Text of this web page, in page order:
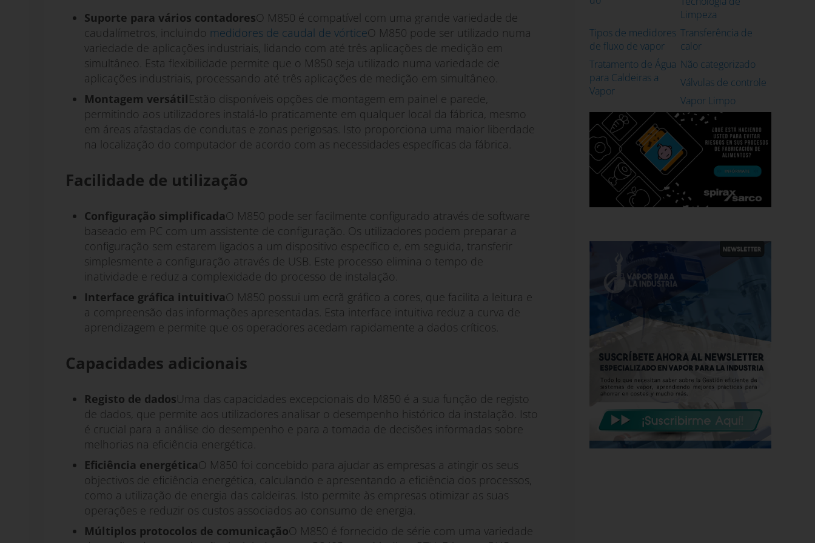
Suporte para vários contadoresO M850 é compatível com uma grande variedade de
caudalímetros, incluindo medidores de caudal de vórticeO M850 pode ser utilizado numa
variedade de aplicações industriais, lidando com até três aplicações de medição em
simultâneo. Esta flexibilidade permite que o M850 seja utilizado numa variedade de
aplicações industriais, processando até três aplicações de medição em simultâneo.
Montagem versátilEstão disponíveis opções de montagem em painel e parede,
permitindo aos utilizadores instalá-lo praticamente em qualquer local da fábrica, mesmo
em áreas afastadas de condutas e zonas perigosas. Isto proporciona uma maior liberdade
na localização do computador de acordo com as necessidades específicas da fábrica.
Facilidade de utilização
Configuração simplificadaO M850 pode ser facilmente configurado através de software
baseado em PC com um assistente de configuração. Os utilizadores podem preparar a
configuração sem estarem ligados a um dispositivo específico e, em seguida, transferir
simplesmente a configuração através de USB. Este processo elimina o tempo de
inatividade e reduz a complexidade do processo de instalação.
Interface gráfica intuitivaO M850 possui um ecrã gráfico a cores, que facilita a leitura e
a compreensão das informações apresentadas. Esta interface intuitiva reduz a curva de
aprendizagem e permite que os operadores acedam rapidamente a dados críticos.
Capacidades adicionais
Registo de dadosUma das capacidades excepcionais do M850 é a sua função de registo
de dados, que permite aos utilizadores analisar o desempenho histórico da instalação. Isto
é crucial para a análise do desempenho e para a tomada de decisões informadas sobre
melhorias na eficiência energética.
Eficiência energéticaO M850 foi concebido para ajudar as empresas a atingir os seus
objectivos de eficiência energética, calculando e apresentando a eficiência dos processos,
como a utilização de energia das caldeiras. Isto permite às empresas otimizar as suas
operações e reduzir os custos associados ao consumo de energia.
Múltiplos protocolos de comunicaçãoO M850 é fornecido de série com uma variedade
Limpeza
Tipos de medidores
de fluxo de vapor
Transferência de
calor
Tratamento de Água
para Caldeiras a
Vapor
Não categorizado
Válvulas de controle
Vapor Limpo